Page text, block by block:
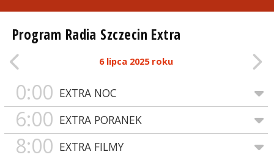
Program Radia Szczecin Extra
6 lipca 2025 roku
0:00 EXTRA NOC
6:00 EXTRA PORANEK
8:00 EXTRA FILMY